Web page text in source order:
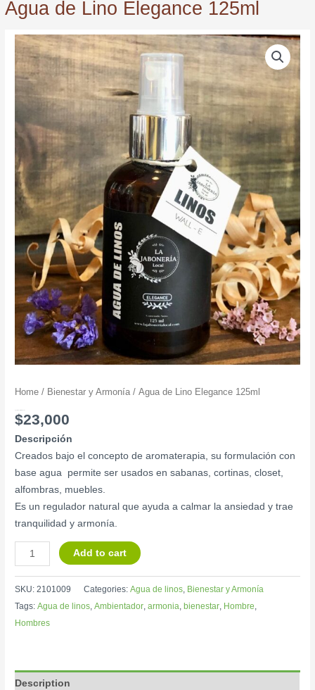
Agua de Lino Elegance 125ml
Home / Bienestar y Armonía / Agua de Lino Elegance 125ml
$23,000
Descripción
Creados bajo el concepto de aromaterapia, su formulación con
base agua permite ser usados en sabanas, cortinas, closet,
alfombras, muebles.
Es un regulador natural que ayuda a calmar la ansiedad y trae
tranquilidad y armonía.
Agua
de
Lino
Elegance
125ml
quantity
Add to cart
SKU:2101009 Categories:Agua de linos, Bienestar y Armonía
Tags:Agua de linos,Ambientador,armonia, bienestar, Hombre,
Hombres
Description